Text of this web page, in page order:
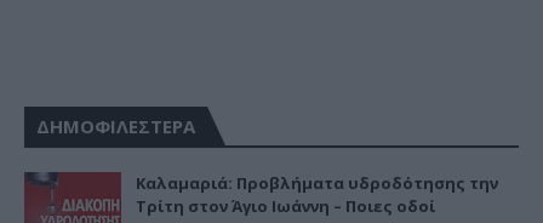
ΔΗΜΟΦΙΛΕΣΤΕΡΑ
Καλαμαριά: Προβλήματα υδροδότησης την
Τρίτη στον Άγιο Ιωάννη – Ποιες οδοί